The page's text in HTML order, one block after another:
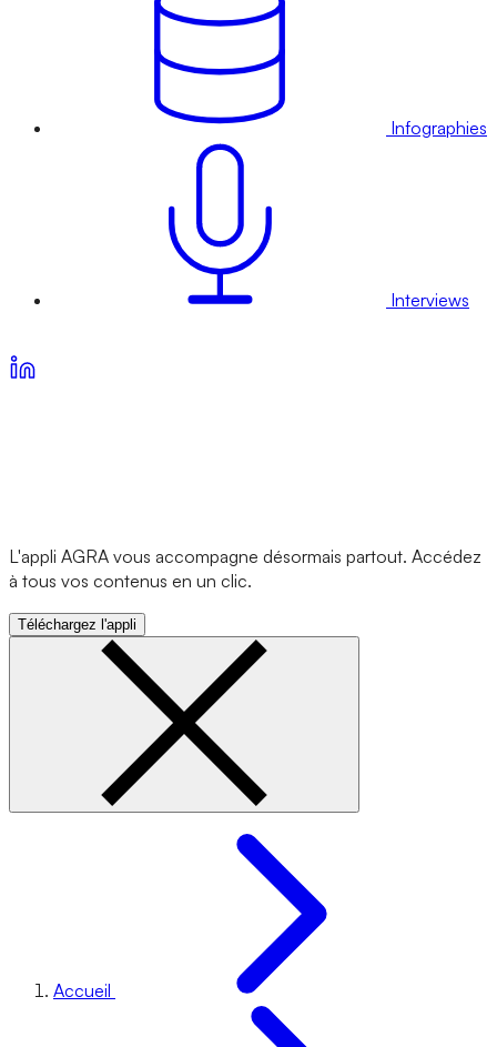
Infographies
Interviews
L'appli AGRA vous accompagne désormais partout. Accédez
à tous vos contenus en un clic.
Téléchargez l'appli
Accueil